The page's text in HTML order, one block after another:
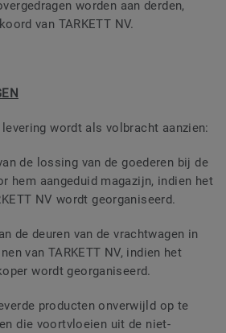
worden aan derden,
van TARKETT NV.
wordt als volbracht aanzien:
de lossing van de goederen bij de
hem aangeduid magazijn, indien het
NV wordt georganiseerd.
de deuren van de vrachtwagen in
van TARKETT NV, indien het
wordt georganiseerd.
producten onverwijld op te
die voortvloeien uit de niet-